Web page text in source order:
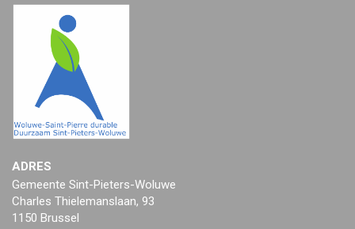
ADRES
Gemeente Sint-Pieters-Woluwe
Charles Thielemanslaan, 93
1150 Brussel